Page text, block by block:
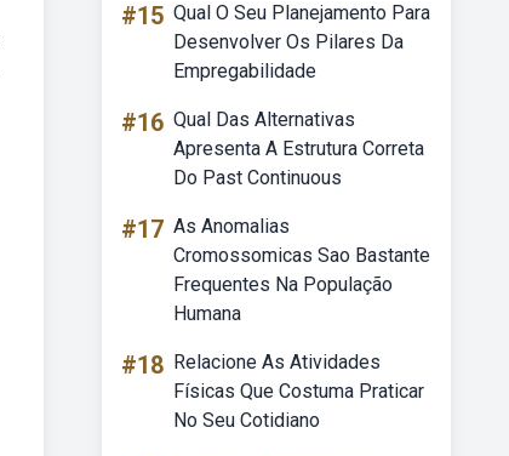
#15 Qual O Seu Planejamento Para
Desenvolver Os Pilares Da
Empregabilidade
#16 Qual Das Alternativas
Apresenta A Estrutura Correta
Do Past Continuous
#17 As Anomalias
Cromossomicas Sao Bastante
Frequentes Na População
Humana
#18 Relacione As Atividades
Físicas Que Costuma Praticar
No Seu Cotidiano